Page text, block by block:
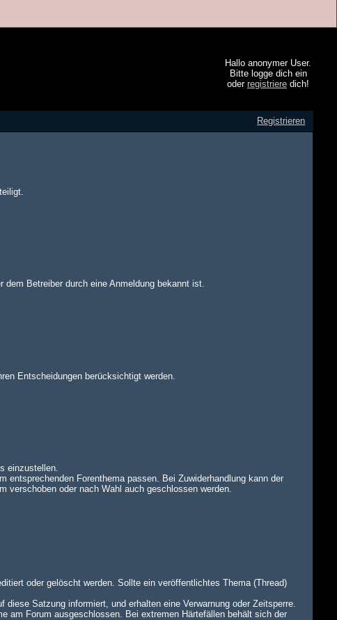
Hallo anonymer User.
Bitte logge dich ein
oder registriere dich!
Registrieren
Betreiber durch eine Anmeldung bekannt ist.
Entscheidungen berücksichtigt werden.
einzustellen.
Forenthema passen. Bei Zuwiderhandlung kann der
verschoben oder nach Wahl auch geschlossen werden.
oder gelöscht werden. Sollte ein veröffentlichtes Thema (Thread)
Satzung informiert, und erhalten eine Verwarnung oder Zeitsperre.
am Forum ausgeschlossen. Bei extremen Härtefällen behält sich der